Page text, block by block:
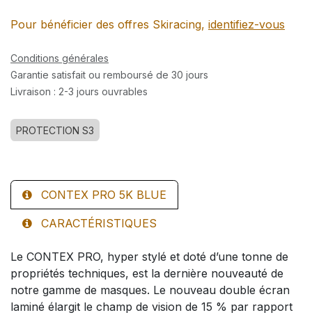
Pour bénéficier des offres Skiracing, identifiez-vous
Conditions générales
Garantie satisfait ou remboursé de 30 jours
Livraison : 2-3 jours ouvrables
PROTECTION S3
CONTEX PRO 5K BLUE
CARACTÉRISTIQUES
Le CONTEX PRO, hyper stylé et doté d’une tonne de
propriétés techniques, est la dernière nouveauté de
notre gamme de masques. Le nouveau double écran
laminé élargit le champ de vision de 15 % par rapport